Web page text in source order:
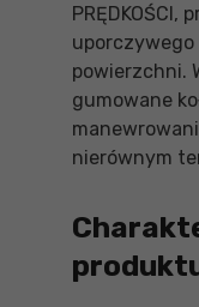
PRĘDKOŚCI,
powierzchni.
gumowane
nierównym